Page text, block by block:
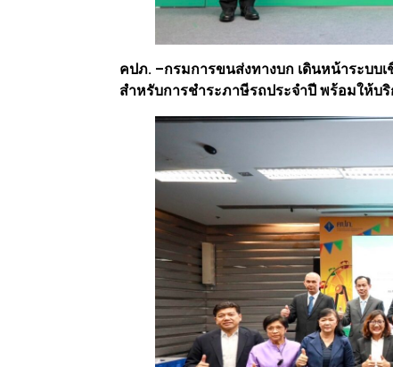
คปภ. –กรมการขนส่งทางบก เดินหน้าระบบ
สำหรับการชำระภาษีรถประจำปี พร้อมให้บ